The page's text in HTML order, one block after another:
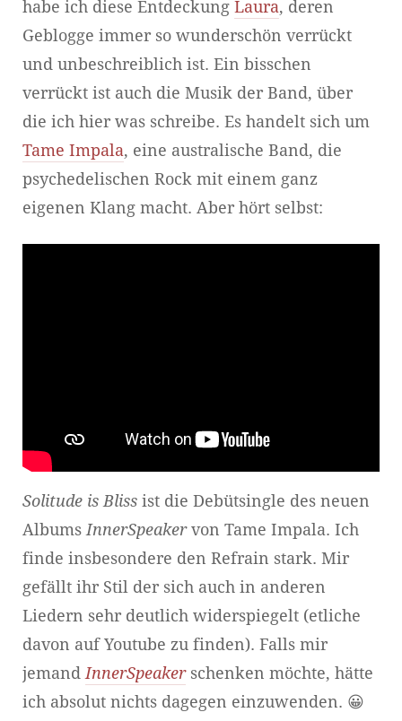
habe ich diese Entdeckung Laura, deren
Geblogge immer so wunderschön verrückt
und unbeschreiblich ist. Ein bisschen
verrückt ist auch die Musik der Band, über
die ich hier was schreibe. Es handelt sich um
Tame Impala, eine australische Band, die
psychedelischen Rock mit einem ganz
eigenen Klang macht. Aber hört selbst:
Solitude is Bliss ist die Debütsingle des neuen
AlbumsInnerSpeakervon Tame Impala. Ich
finde insbesondere den Refrain stark. Mir
gefällt ihr Stil der sich auch in anderen
Liedern sehr deutlich widerspiegelt (etliche
davon auf Youtube zu finden). Falls mir
jemandInnerSpeakerschenken möchte, hätte
ich absolut nichts dagegen einzuwenden. 😀